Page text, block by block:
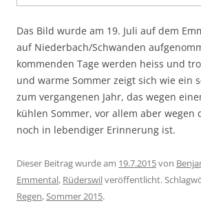
Das Bild wurde am 19. Juli auf dem
auf Niederbach/Schwanden
kommenden Tage werden heiss und
und warme Sommer zeigt sich wie ein
zum vergangenen Jahr, das wegen
kühlen Sommer, vor allem aber wegen
noch in lebendiger Erinnerung ist.
Dieser Beitrag wurde am 19.7.2015von
Emmental, Rüderswilveröffentlicht.
Regen,Sommer 2015.